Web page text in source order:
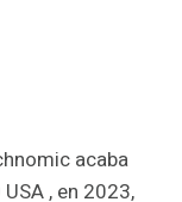
acaba
, en 2023,